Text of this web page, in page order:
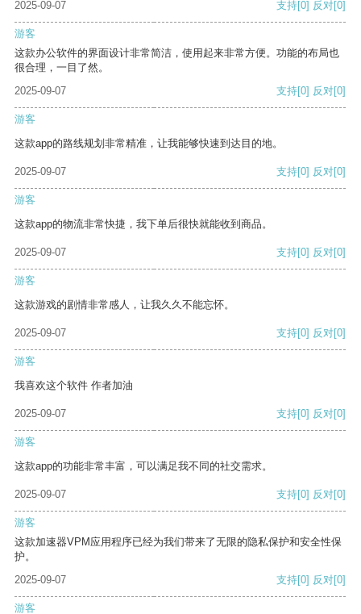
2025-09-07
支持[0] 反对[0]
游客
这款办公软件的界面设计非常简洁，使用起来非常方便。功能的布局也
很合理，一目了然。
2025-09-07
支持[0] 反对[0]
游客
这款app的路线规划非常精准，让我能够快速到达目的地。
2025-09-07 支持[0] 反对[0]
游客
这款app的物流非常快捷，我下单后很快就能收到商品。
2025-09-07 支持[0] 反对[0]
游客
这款游戏的剧情非常感人，让我久久不能忘怀。
2025-09-07 支持[0] 反对[0]
游客
我喜欢这个软件 作者加油
2025-09-07 支持[0] 反对[0]
游客
这款app的功能非常丰富，可以满足我不同的社交需求。
2025-09-07 支持[0] 反对[0]
游客
这款加速器VPM应用程序已经为我们带来了无限的隐私保护和安全性保
护。
2025-09-07
支持[0] 反对[0]
游客